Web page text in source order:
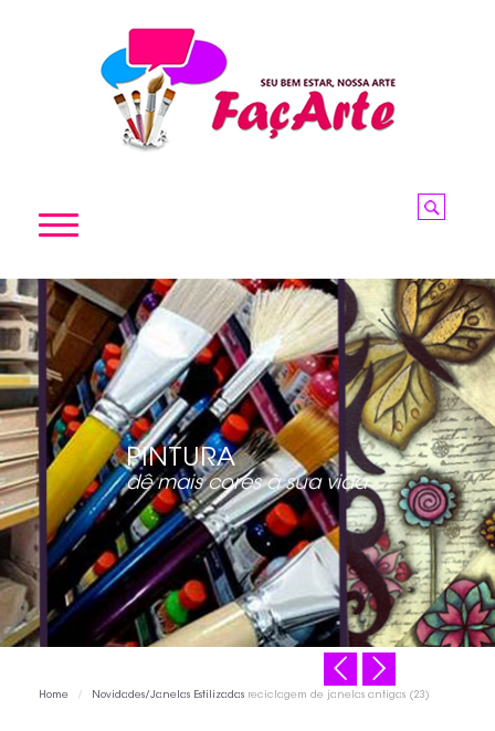
A FAÇARTE
PRODUTOS
CURSOS
NOVIDADES
CONTATO
PINT URA
dê mais cores à sua vida
Home / Novidades/Janelas Estilizadas reciclagem de janelas antigas (23)